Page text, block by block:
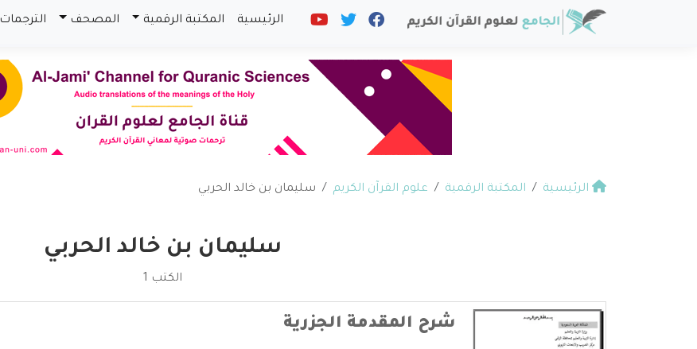
الرئيسية المكتبة الرقمية المصحف الترجمات
الرئيسية المكتبة الرقمية علوم القرآن الكريم سليمان بن خالد الحربي
سليمان بن خالد الحربي
الكتب 1
شرح المقدمة الجزرية